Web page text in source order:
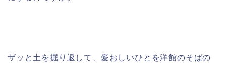
ザッと土を掘り返して、愛おしいひとを洋館のそばの